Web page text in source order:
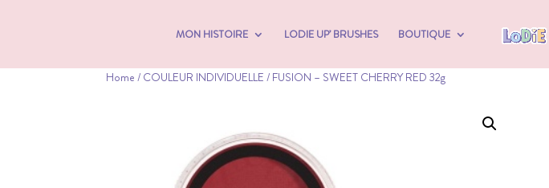
MON HISTOIRE LODIE UP’ BRUSHES BOUTIQUE
Home / COULEUR INDIVIDUELLE / FUSION – SWEET CHERRY RED 32g